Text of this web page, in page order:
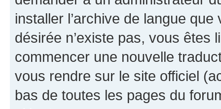
installer l’archive de langue
désirée n’existe pas, vous êtes
commencer une nouvelle
vous rendre sur le site officiel
bas de toutes les pages du